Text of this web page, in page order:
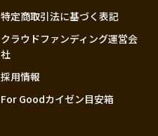
大分
特定商取引法に基づく表記
クラウドファンディング運営会
社
採用情報
For Goodカイゼン目安箱